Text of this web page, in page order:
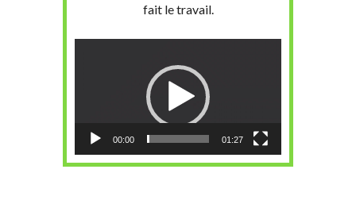
fait le travail.
00:00 01:27